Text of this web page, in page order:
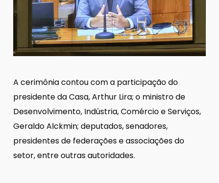
A cerimônia contou com a participação do
presidente da Casa, Arthur Lira; o ministro de
Desenvolvimento, Indústria, Comércio e Serviços,
Geraldo Alckmin; deputados, senadores,
presidentes de federações e associações do
setor, entre outras autoridades.